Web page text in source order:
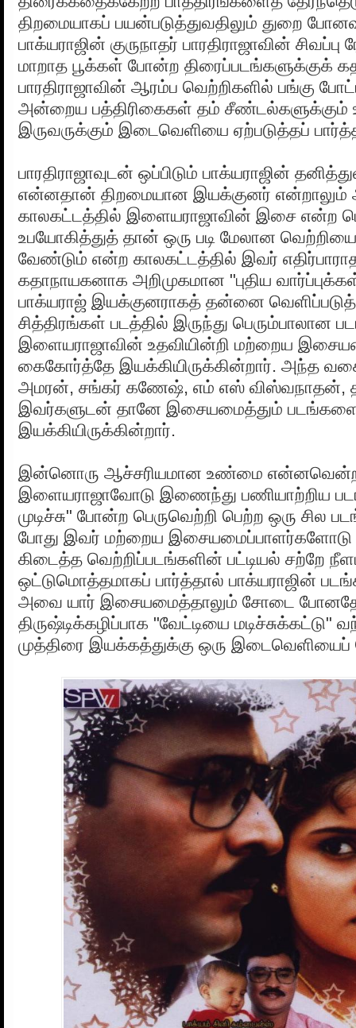
திறமையாகப் பயன்படுத்துவதிலும் துறை
பாக்யராஜின் குருநாதர் பாரதிராஜாவின்
மாறாத பூக்கள் போன்ற திரைப்படங்களுக்குக்
பாரதிராஜாவின் ஆரம்ப வெற்றிகளில் பங்கு
அன்றைய பத்திரிகைகள் தம் சீண்டல்களுக்கும்
இருவருக்கும் இடைவெளியை ஏற்படுத்தப்
பாரதிராஜாவுடன் ஒப்பிடும் பாக்யராஜின்
என்னதான் திறமையான இயக்குனர்
காலகட்டத்தில் இளையராஜாவின் இசை என்ற
உபயோகித்துத் தான் ஒரு படி மேலான
வேண்டும் என்ற காலகட்டத்தில் இவர்
கதாநாயகனாக அறிமுகமான "புதிய
பாக்யராஜ் இயக்குனராகத் தன்னை
சித்திரங்கள் படத்தில் இருந்து பெரும்பாலான
இளையராஜாவின் உதவியின்றி மற்றைய
கைகோர்த்தே இயக்கியிருக்கின்றார். அந்த
அமரன், சங்கர் கணேஷ், எம் எஸ் விஸ்வநாதன்,
இவர்களுடன் தானே இசையமைத்தும்
இயக்கியிருக்கின்றார்.
இன்னொரு ஆச்சரியமான உண்மை
இளையராஜாவோடு இணைந்து பணியாற்றிய
முடிச்சு" போன்ற பெருவெற்றி பெற்ற ஒரு சில
போது இவர் மற்றைய இசையமைப்பாளர்களோடு
கிடைத்த வெற்றிப்படங்களின் பட்டியல் சற்றே
ஒட்டுமொத்தமாகப் பார்த்தால் பாக்யராஜின்
அவை யார் இசையமைத்தாலும் சோடை
திருஷ்டிக்கழிப்பாக "வேட்டியை மடிச்சுக்கட்டு"
முத்திரை இயக்கத்துக்கு ஒரு இடைவெளியைப்